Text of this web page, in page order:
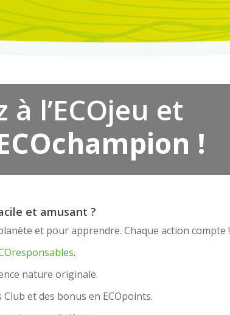
l’ECOjeu et
!
et amusant ?
et pour apprendre. Chaque action compte !
.
nature originale.
et des bonus en ECOpoints.